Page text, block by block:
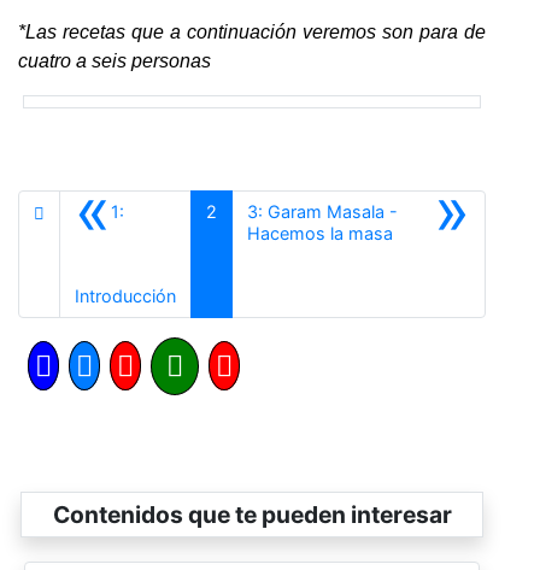
*Las recetas que a continuación veremos son para de
cuatro a seis personas
«1:
IntroducciónAnterior
2 »
3: Garam Masala -
Hacemos la masa Siguiente
Contenidos que te pueden interesar